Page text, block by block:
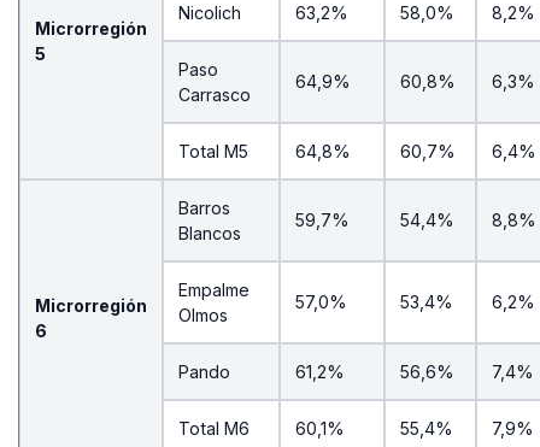
Microrregión
5
Nicolich 63,2% 58,0% 8,2%
Paso
Carrasco
64,9% 60,8% 6,3%
Total M5 64,8% 60,7% 6,4%
Microrregión
6
Barros
Blancos
59,7% 54,4% 8,8%
Empalme
Olmos
57,0% 53,4% 6,2%
Pando 61,2% 56,6% 7,4%
Total M6 60,1% 55,4% 7,9%